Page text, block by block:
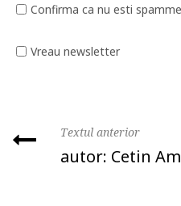
Confirma ca nu esti
Vreau newsletter
Textul anterior
autor: Cetin